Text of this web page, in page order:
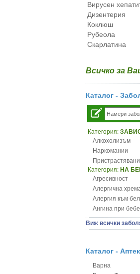
Вирусен
Дизентерия
Коклюш
Рубеола
Скарлатина
Всичко за
Каталог -
Категория:
Алкохолизъм
Наркомании
Категория: НА
Агресивност
Алергична
Алергия към
Ангина при
Анемия при
Апетит - пълни
Безапетитие
Бронхит и
Виж всички
Каталог -
Варна